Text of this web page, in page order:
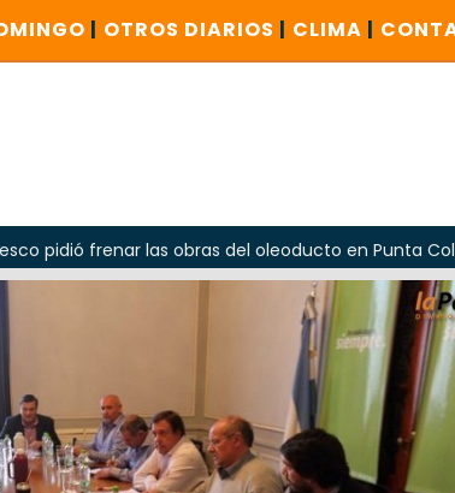
| OTROS DIARIOS | CLIMA |
las obras del oleoducto en Punta Colorada